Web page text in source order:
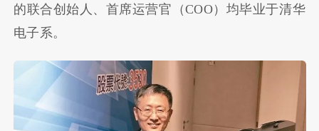
的联合创始人、首席运营官（COO）均毕业于清华
电子系。